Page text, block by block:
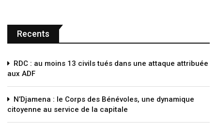
Recents
RDC : au moins 13 civils tués dans une attaque attribuée
aux ADF
N’Djamena : le Corps des Bénévoles, une dynamique
citoyenne au service de la capitale